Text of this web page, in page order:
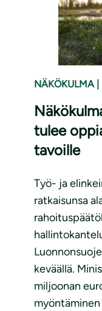
NÄKÖKULMA
tulee
tavoille
Työ- ja
ratkaisunsa
keväällä.
miljoonan